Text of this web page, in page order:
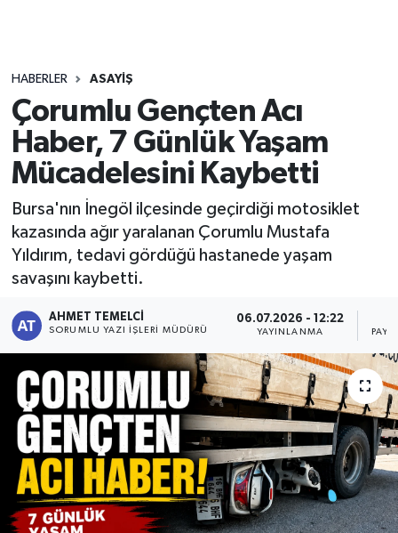
HABERLER ASAYIŞ
Çorumlu Gençten Acı
Haber, 7 Günlük Yaşam
Mücadelesini Kaybetti
Bursa'nın İnegöl ilçesinde geçirdiği motosiklet
kazasında ağır yaralanan Çorumlu Mustafa
Yıldırım, tedavi gördüğü hastanede yaşam
savaşını kaybetti.
AHMET TEMELCI
SORUMLU YAZI İŞLERI MÜDÜRÜ
06.07.2026 - 12:22
YAYINLANMA